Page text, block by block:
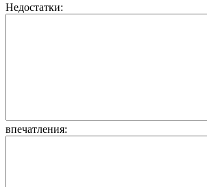
Недостатки:
впечатления: